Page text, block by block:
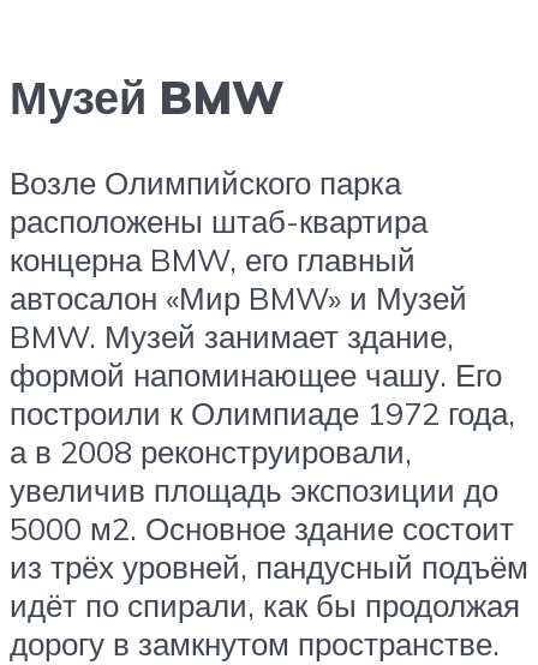
Музей BMW
Возле Олимпийского парка
расположены штаб-квартира
концерна BMW, его главный
автосалон «Мир BMW» и Музей
BMW. Музей занимает здание,
формой напоминающее чашу. Его
построили к Олимпиаде 1972 года,
а в 2008 реконструировали,
увеличив площадь экспозиции до
5000 м2. Основное здание состоит
из трёх уровней, пандусный подъём
идёт по спирали, как бы продолжая
дорогу в замкнутом пространстве.